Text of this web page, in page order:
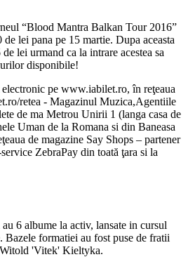
“Blood Mantra Balkan Tour 2016”
lei pana pe 15 martie. Dupa aceasta
lei urmand ca la intrare acestea sa
disponibile!
pe www.iabilet.ro, în reţeaua
retea - Magazinul Muzica,Agentiile
de ma Metrou Unirii 1 (langa casa de
Uman de la Romana si din Baneasa
de magazine Say Shops – partener
ZebraPay din toată ţara si la
6 albume la activ, lansate in cursul
Bazele formatiei au fost puse de fratii
'Vitek' Kieltyka.